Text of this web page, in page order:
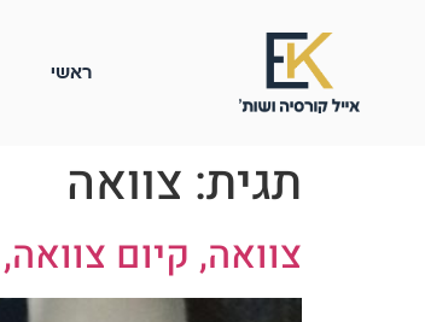
ראשי
תגית: צוואה
צוואה, קיום